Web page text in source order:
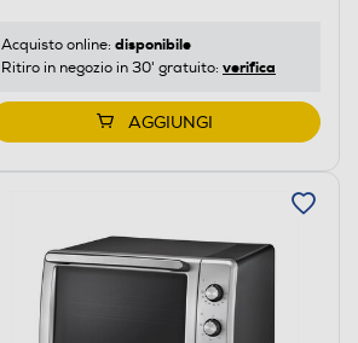
Acquisto online: disponibile
Ritiro in negozio in 30' gratuito: verifica
AGGIUNGI